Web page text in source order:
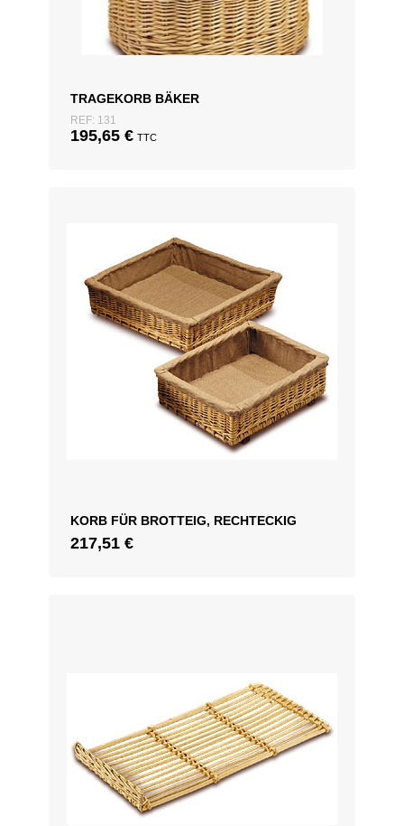
TRAGEKORB BÄKER
REF: 131
195,65 € TTC
KORB FÜR BROTTEIG, RECHTECKIG
217,51 €